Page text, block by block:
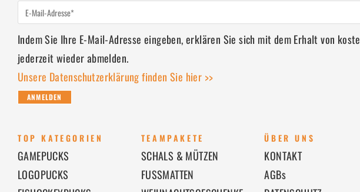
Indem Sie Ihre E-Mail-Adresse eingeben, erklären Sie sich mit dem Erhalt von
jederzeit wieder abmelden.
Unsere Datenschutzerklärung finden Sie hier >>
ANMELDEN
TOP KATEGORIEN
GAMEPUCKS
LOGOPUCKS
TEAMPAKETE
SCHALS & MÜTZEN
FUSSMATTEN
ÜBER UNS
KONTAKT
AGBs